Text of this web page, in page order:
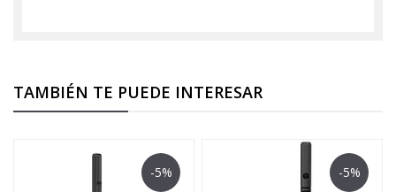
TAMBIÉN TE PUEDE INTERESAR
-5% -5%